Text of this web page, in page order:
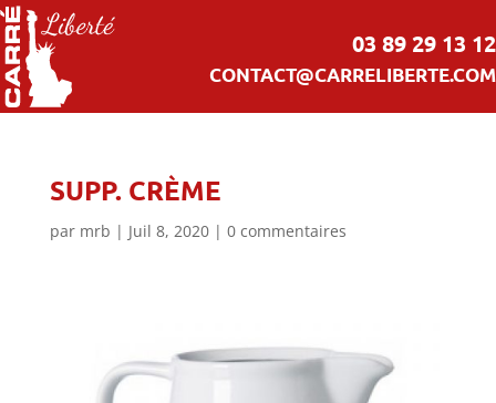
03 89 29 13 12
CONTACT@CARRELIBERTE.COM
SUPP. CRÈME
par mrb | Juil 8, 2020| 0 commentaires